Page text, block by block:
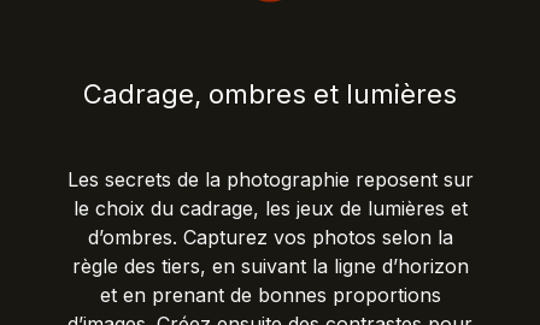
Cadrage, ombres et lumières
Les secrets de la photographie reposent sur
le choix du cadrage, les jeux de lumières et
d’ombres. Capturez vos photos selon la
règle des tiers, en suivant la ligne d’horizon
et en prenant de bonnes proportions